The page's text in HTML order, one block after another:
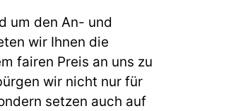
um den An- und
wir Ihnen die
fairen Preis an uns zu
wir nicht nur für
setzen auch auf